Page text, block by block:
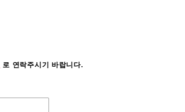
로 연락주시기 바랍니다.